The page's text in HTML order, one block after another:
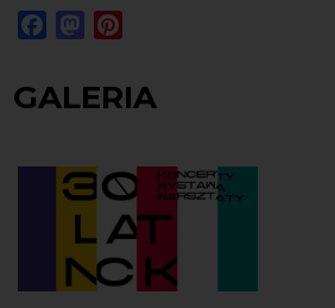
FacebookMastodon
GALERIA